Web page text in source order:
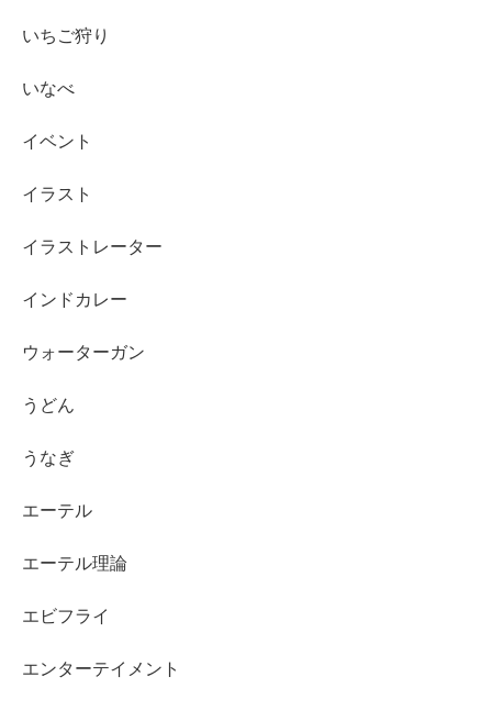
いちご狩り
いなべ
イベント
イラスト
イラストレーター
インドカレー
ウォーターガン
うどん
うなぎ
エーテル
エーテル理論
エビフライ
エンターテイメント